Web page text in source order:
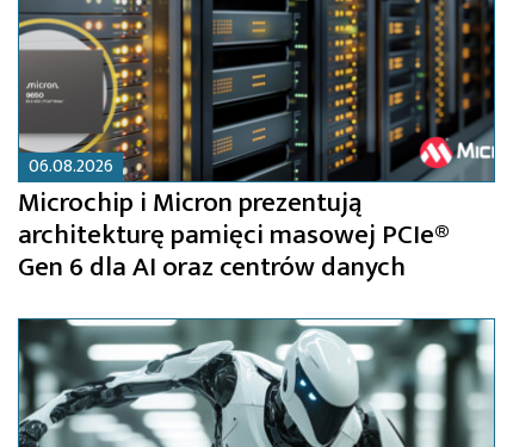
06.08.2026
Microchip i Micron prezentują
architekturę pamięci masowej PCIe®
Gen 6 dla AI oraz centrów danych